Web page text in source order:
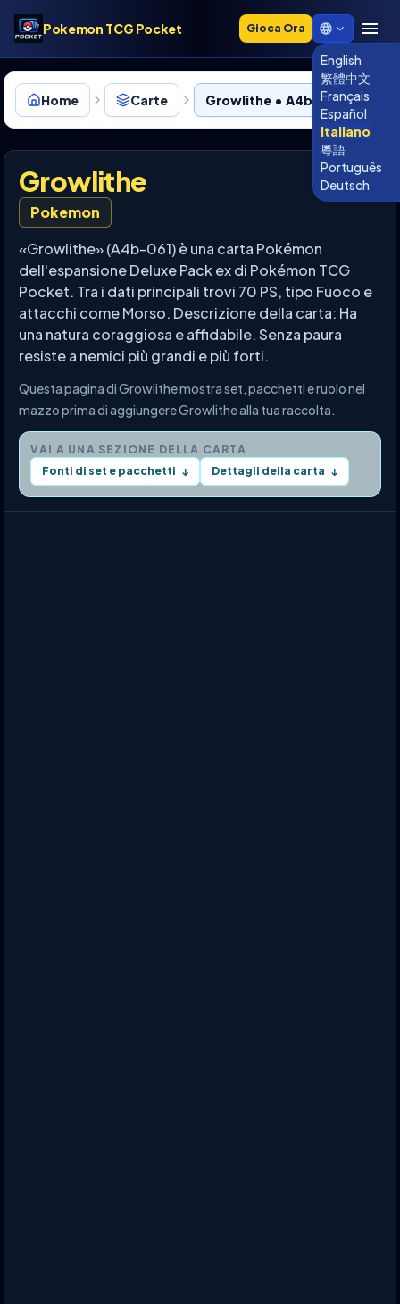
Pokemon TCG Pocket Gioca Ora
English
繁體中文
Français
Español
Italiano
粵語
Português
Deutsch
Home Carte Growlithe • A4b-061
Growlithe
Pokemon
«Growlithe» (A4b-061) è una carta Pokémon
dell'espansione Deluxe Pack ex di Pokémon TCG
Pocket. Tra i dati principali trovi 70 PS, tipo Fuoco e
attacchi come Morso. Descrizione della carta: Ha
una natura coraggiosa e affidabile. Senza paura
resiste a nemici più grandi e più forti.
Questa pagina di Growlithe mostra set, pacchetti e ruolo nel
mazzo prima di aggiungere Growlithe alla tua raccolta.
VAI A UNA SEZIONE DELLA CARTA
Fonti di set e pacchetti ↓ Dettagli della carta ↓